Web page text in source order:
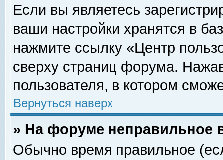
Если вы являетесь
ваши настройки хранятся в
нажмите ссылку «Центр
сверху страниц форума.
пользователя, в котором
Вернуться наверх
» На форуме неправильное
Обычно время правильное